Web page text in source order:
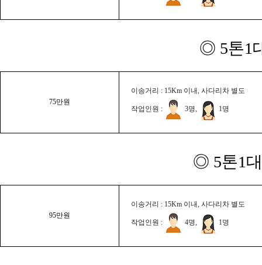
◎ 5톤1
75만원
이송거리 : 15Km 이내, 사다리차 별도
작업인원 : 3명, 1명
◎ 5톤1
95만원
이송거리 : 15Km 이내, 사다리차 별도
작업인원 : 4명, 1명